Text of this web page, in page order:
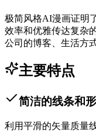
极简风格AI漫画证明
效率和优雅传达复杂
公司的博客、生活方
主要特点
简洁的线条和
利用平滑的矢量质量